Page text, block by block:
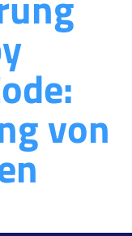
von